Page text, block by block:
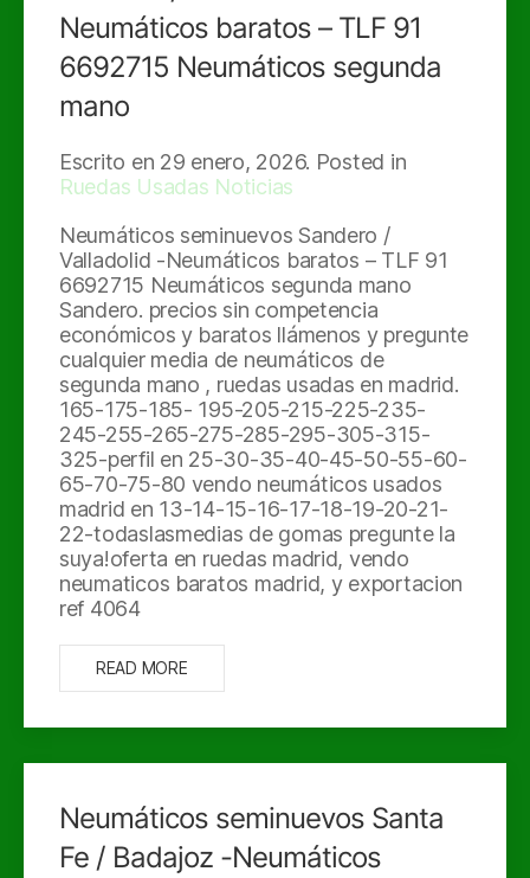
Neumáticos baratos – TLF 91
6692715 Neumáticos segunda
mano
Escrito en 29 enero, 2026. Posted in
Ruedas Usadas Noticias
Neumáticos seminuevos Sandero /
Valladolid -Neumáticos baratos – TLF 91
6692715 Neumáticos segunda mano
Sandero. precios sin competencia
económicos y baratos llámenos y pregunte
cualquier media de neumáticos de
segunda mano , ruedas usadas en madrid.
165-175-185- 195-205-215-225-235-
245-255-265-275-285-295-305-315-
325-perfil en 25-30-35-40-45-50-55-60-
65-70-75-80 vendo neumáticos usados
madrid en 13-14-15-16-17-18-19-20-21-
22-todaslasmedias de gomas pregunte la
suya!oferta en ruedas madrid, vendo
neumaticos baratos madrid, y exportacion
ref 4064
READ MORE
Neumáticos seminuevos Santa
Fe / Badajoz -Neumáticos